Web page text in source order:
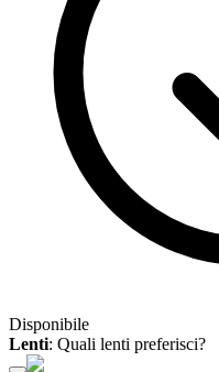
Disponibile
Lenti: Quali lenti preferisci?